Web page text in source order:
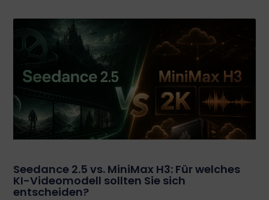
Seedance 2.5 vs. MiniMax H3: Für welches
KI-Videomodell sollten Sie sich
entscheiden?